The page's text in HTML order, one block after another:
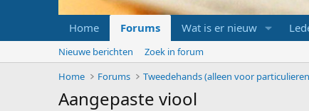
Home Forums Wat is er nieuw
Nieuwe berichten
Zoek in forum
Home
Forums Tweedehands (alleen voor
Aangepaste viool